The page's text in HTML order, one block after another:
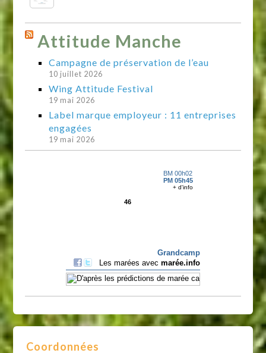
Attitude Manche
Campagne de préservation de l’eau
10 juillet 2026
Wing Attitude Festival
19 mai 2026
Label marque employeur : 11 entreprises
engagées
19 mai 2026
Coordonnées